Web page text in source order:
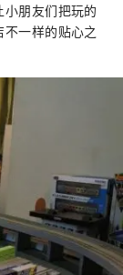
朋友们把玩的
一样的贴心之